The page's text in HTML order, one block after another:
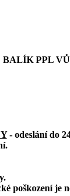
PPL
- odeslání do
poškození je